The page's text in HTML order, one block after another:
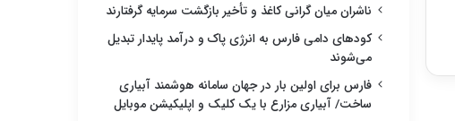
ناشران میان گرانی کاغذ و تأخیر بازگشت سرمایه گرفتارند
کودهای دامی فارس به انرژی پاک و درآمد پایدار تبدیل
می‌شوند
فارس برای اولین بار در جهان سامانه هوشمند آبیاری
ساخت/ آبیاری مزارع با یک کلیک و اپلیکیشن موبایل